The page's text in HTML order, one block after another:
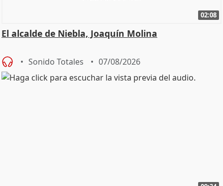
02:08
El alcalde de Niebla, Joaquín Molina
Sonido Totales 07/08/2026